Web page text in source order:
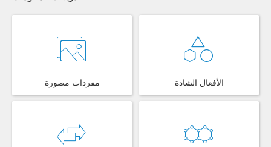
مفردات مصورة الأفعال الشاذة